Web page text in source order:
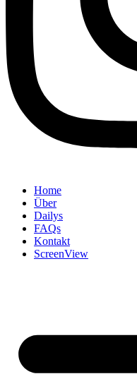
Home
Über
Dailys
FAQs
Kontakt
ScreenView